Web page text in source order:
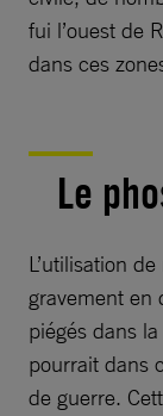
fui l’ouest de
dans ces
Le
L’utilisation
gravement en
piégés dans
pourrait dans
de guerre.